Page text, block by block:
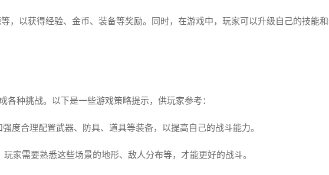
，以获得经验、金币、装备等奖励。同时，在游戏中，玩家可以升级自己的技能
种挑战。以下是一些游戏策略提示，供玩家参考：
度合理配置武器、防具、道具等装备，以提高自己的战斗能力。
家需要熟悉这些场景的地形、敌人分布等，才能更好的战斗。